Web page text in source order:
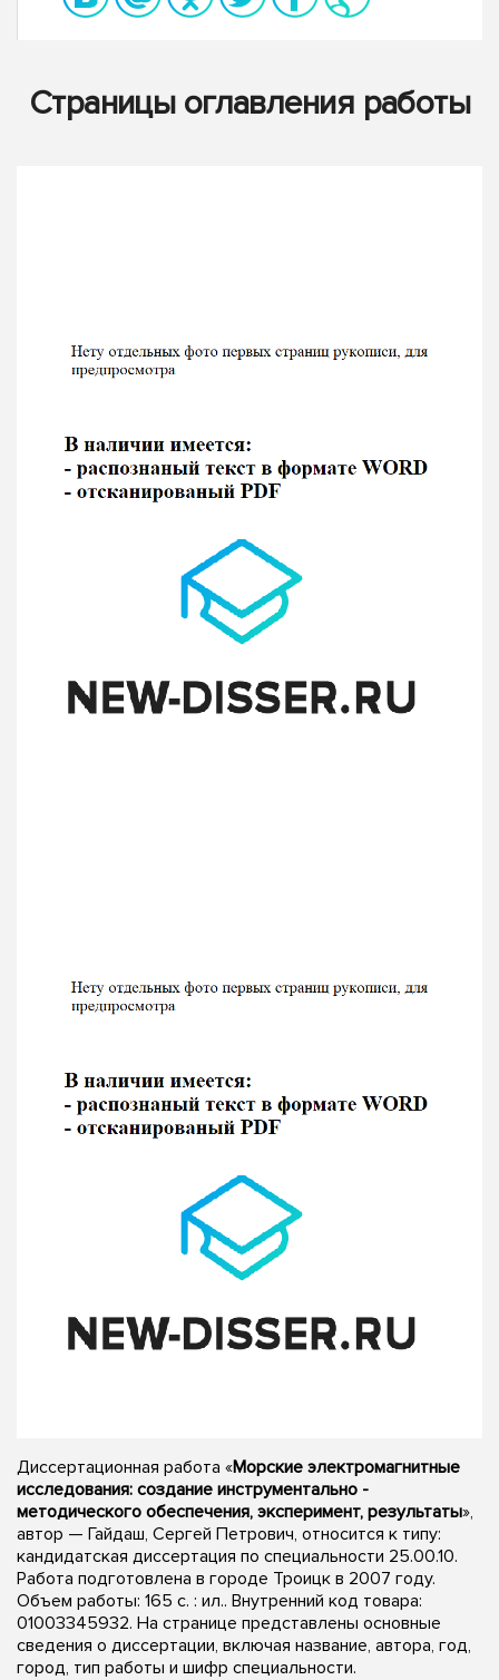
Страницы оглавления работы
Диссертационная работа «Морские электромагнитные
исследования: создание инструментально -
методического обеспечения, эксперимент, результаты»,
автор — Гайдаш, Сергей Петрович, относится к типу:
кандидатская диссертация по специальности 25.00.10.
Работа подготовлена в городе Троицк в 2007 году.
Объем работы: 165 с. : ил.. Внутренний код товара:
01003345932. На странице представлены основные
сведения о диссертации, включая название, автора, год,
город, тип работы и шифр специальности.